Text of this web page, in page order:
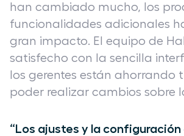
han cambiado mucho, los
funcionalidades adicionales
gran impacto. El equipo de
satisfecho con la sencilla
los gerentes están ahorrando
poder realizar cambios sobre
“Los ajustes y la configuración